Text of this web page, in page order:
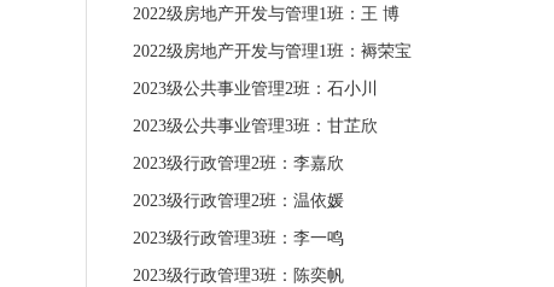
2022级房地产开发与管理1班： 王 博
2022级房地产开发与管理1班： 褥荣宝
2023级公共事业管理2班： 石小川
2023级公共事业管理3班： 甘芷欣
2023级行政管理2班： 李嘉欣
2023级行政管理2班： 温依媛
2023级行政管理3班： 李一鸣
2023级行政管理3班： 陈奕帆